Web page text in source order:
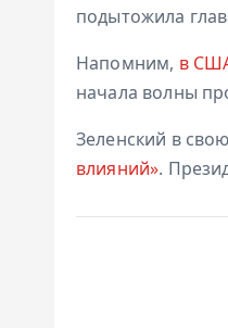
подытожила
Напомним, в
начала волны
Зеленский в
влияний».